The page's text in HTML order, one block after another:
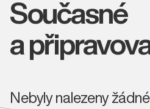
Současné
a
Nebyly nalezeny